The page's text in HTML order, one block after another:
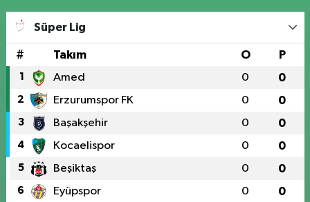
Süper Lig
# Takım O P
1 Amed 0 0
2 Erzurumspor FK 0 0
3 Başakşehir 0 0
4 Kocaelispor 0 0
5 Beşiktaş 0 0
6 Eyüpspor 0 0